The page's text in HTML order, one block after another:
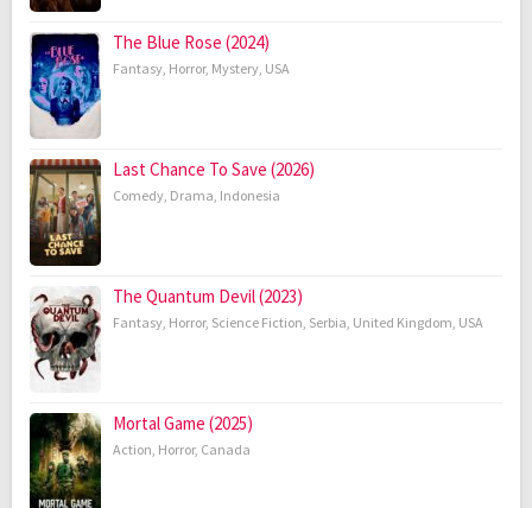
The Blue Rose (2024)
Fantasy, Horror, Mystery, USA
Last Chance To Save (2026)
Comedy, Drama, Indonesia
The Quantum Devil (2023)
Fantasy, Horror, Science Fiction, Serbia, United Kingdom, USA
Mortal Game (2025)
Action, Horror, Canada